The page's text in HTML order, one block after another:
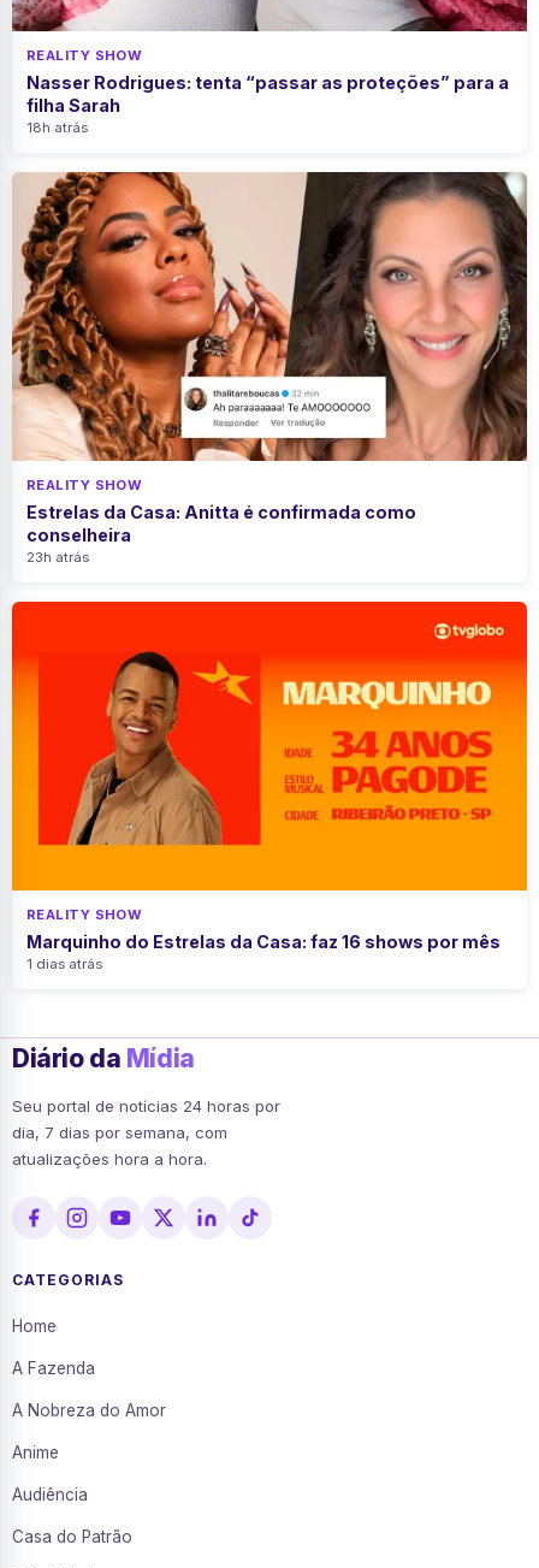
REALITY SHOW
Nasser Rodrigues: tenta “passar as proteções” para a
filha Sarah
18h atrás
REALITY SHOW
Estrelas da Casa: Anitta é confirmada como
conselheira
23h atrás
REALITY SHOW
Marquinho do Estrelas da Casa: faz 16 shows por mês
1 dias atrás
Diário da Mídia
Seu portal de notícias 24 horas por
dia, 7 dias por semana, com
atualizações hora a hora.
CATEGORIAS
Home
A Fazenda
A Nobreza do Amor
Anime
Audiência
Casa do Patrão